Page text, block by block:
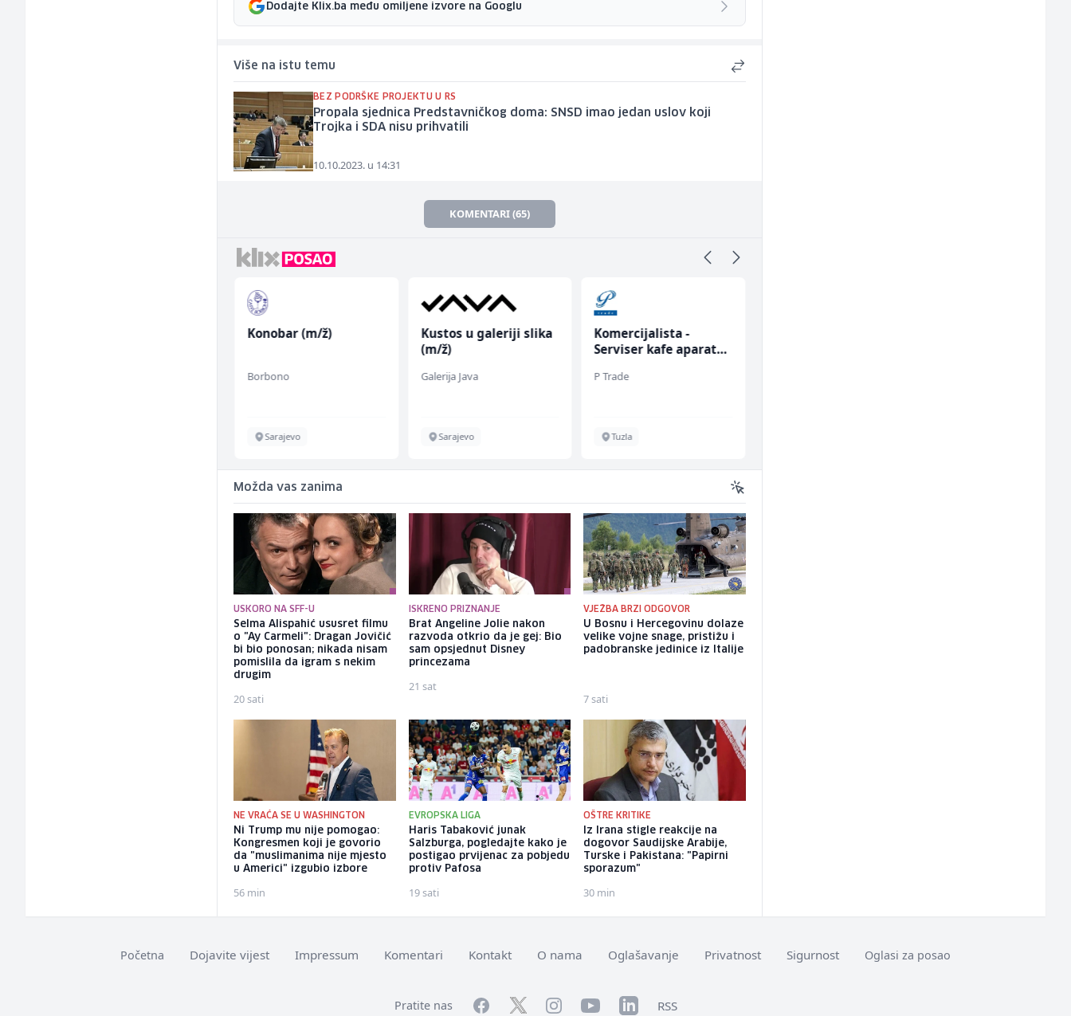
Dodajte Klix.ba među omiljene izvore na Googlu
Više na istu temu
BEZ PODRŠKE PROJEKTU U RS
Propala sjednica Predstavničkog doma: SNSD imao jedan uslov koji
Trojka i SDA nisu prihvatili
10.10.2023. u 14:31
KOMENTARI (65)
Konobar (m/ž)
Borbono
Sarajevo
Kustos u galeriji slika
(m/ž)
Galerija Java
Sarajevo
Komercijalista -
Serviser kafe aparata
P Trade
Tuzla
Možda vas zanima
USKORO NA SFF-U
Selma Alispahić ususret filmu
o "Ay Carmeli": Dragan Jovičić
bi bio ponosan; nikada nisam
pomislila da igram s nekim
drugim
20 sati
ISKRENO PRIZNANJE
Brat Angeline Jolie nakon
razvoda otkrio da je gej: Bio
sam opsjednut Disney
princezama
21 sat
VJEŽBA BRZI ODGOVOR
U Bosnu i Hercegovinu dolaze
velike vojne snage, pristižu i
padobranske jedinice iz Italije
7 sati
NE VRAĆA SE U WASHINGTON
Ni Trump mu nije pomogao:
Kongresmen koji je govorio
da "muslimanima nije mjesto
u Americi" izgubio izbore
56 min
EVROPSKA LIGA
Haris Tabaković junak
Salzburga, pogledajte kako je
postigao prvijenac za pobjedu
protiv Pafosa
19 sati
OŠTRE KRITIKE
Iz Irana stigle reakcije na
dogovor Saudijske Arabije,
Turske i Pakistana: "Papirni
sporazum"
30 min
Početna Dojavite vijest Impressum Komentari Kontakt O nama Oglašavanje Privatnost Sigurnost Oglasi za posao
Pratite nas FacebookTwitterInstagramYouTubeLinkedInRSS